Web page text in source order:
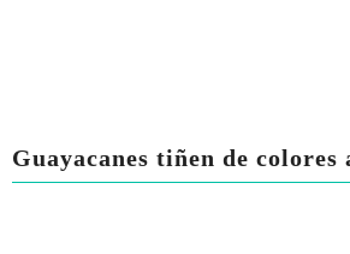
Guayacanes tiñen de colores